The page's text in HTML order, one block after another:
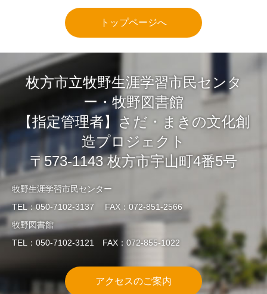
トップページへ
枚方市立牧野生涯学習市民センタ
ー・牧野図書館
【指定管理者】さだ・まきの文化創
造プロジェクト
〒573-1143 枚方市宇山町4番5号
牧野生涯学習市民センター
TEL：050-7102-3137 FAX：072-851-2566
牧野図書館
TEL：050-7102-3121 FAX：072-855-1022
アクセスのご案内